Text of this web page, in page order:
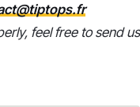
feel free to send us